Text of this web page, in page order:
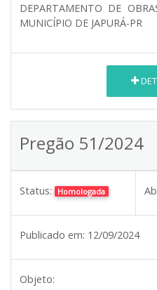
DEPARTAMENTO DE
MUNICÍPIO DE JAPURÁ-PR
Pregão 51/2024
Status: Homologada
Publicado em: 12/09/2024
Objeto: